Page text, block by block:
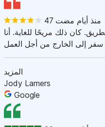
47 منذ أيام مضت
كان ذلك مريحًا للغاية. أنا
المزيد
Jody Lamers
Google